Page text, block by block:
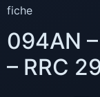
fiche
094AN
– RRC